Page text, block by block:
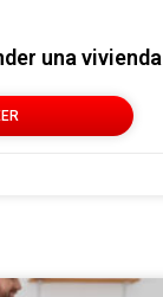
una vivienda